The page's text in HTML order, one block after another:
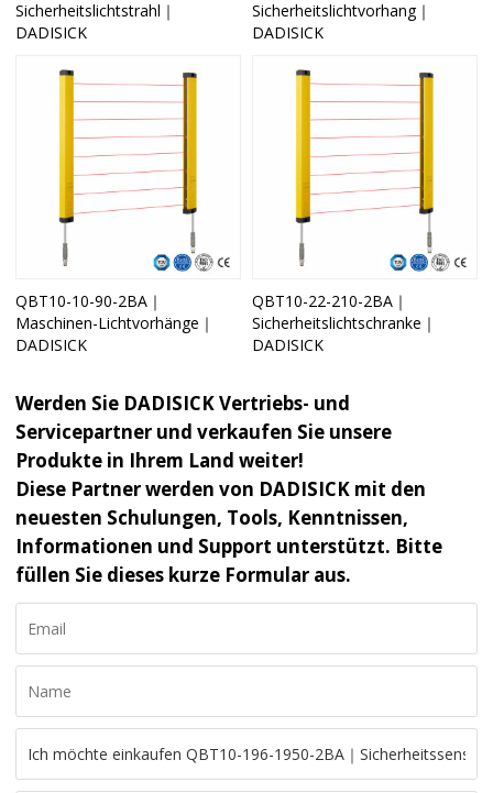
Sicherheitslichtstrahl｜
DADISICK
Sicherheitslichtvorhang｜
DADISICK
QBT10-10-90-2BA｜
Maschinen-Lichtvorhänge｜
DADISICK
QBT10-22-210-2BA｜
Sicherheitslichtschranke｜
DADISICK
Werden Sie DADISICK Vertriebs- und
Servicepartner und verkaufen Sie unsere
Produkte in Ihrem Land weiter!
Diese Partner werden von DADISICK mit den
neuesten Schulungen, Tools, Kenntnissen,
Informationen und Support unterstützt. Bitte
füllen Sie dieses kurze Formular aus.